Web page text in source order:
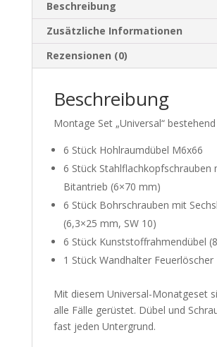
Beschreibung
Zusätzliche Informationen
Rezensionen (0)
Beschreibung
Montage Set „Universal“
6 Stück Hohlraumdübel M6x66
6 Stück Stahlflachkopfschrauben
Bitantrieb (6×70 mm)
6 Stück Bohrschrauben mit
(6,3×25 mm, SW 10)
6 Stück Kunststoffrahmendübel
1 Stück Wandhalter Feuerlöscher
Mit diesem Universal-Monatgeset
alle Fälle gerüstet. Dübel und
fast jeden Untergrund.